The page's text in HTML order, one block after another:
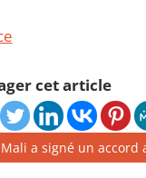
cet article
:
Mali a signé un